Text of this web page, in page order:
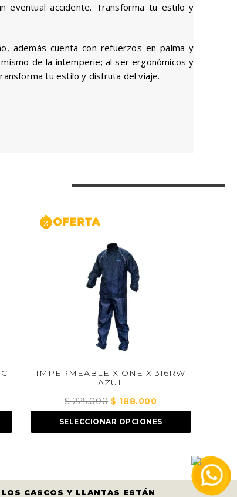
eventual accidente. Transforma tu estilo y
además cuenta con refuerzos en palma y
de la intemperie; al ser ergonómicos y
tu estilo y disfruta del viaje.
IMPERMEABLE X ONE X 316RW
AZUL
225.000El
precio
original
$188.000El
precio
actual
SELECCIONAR OPCIONES
CASCOS Y LLANTAS ESTÁN